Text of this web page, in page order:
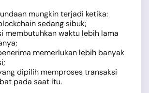
mungkin terjadi ketika:
sedang sibuk;
membutuhkan waktu lebih lama
memerlukan lebih banyak
dipilih memproses transaksi
pada saat itu.